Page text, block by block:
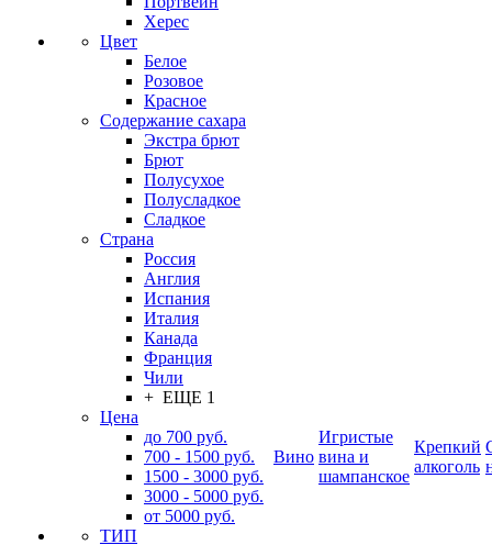
Херес
Цвет
Белое
Розовое
Красное
Содержание сахара
Экстра брют
Брют
Полусухое
Полусладкое
Сладкое
Страна
Россия
Англия
Испания
Италия
Канада
Франция
Чили
+ ЕЩЕ 1
Цена
до 700 руб.
700 - 1500 руб.
1500 - 3000 руб.
3000 - 5000 руб.
от 5000 руб.
ТИП
Вино
Игристые
вина и
шампанское
Крепкий
алкоголь